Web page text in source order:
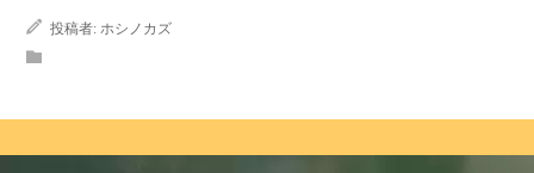
投稿者: ホシノカズ